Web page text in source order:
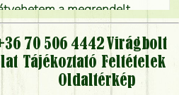
a megrendelt
virágküldéssel, kiszállítással
rendelni?
70 506 4442Virágbolt
Tájékoztató Feltételek
Oldaltérkép